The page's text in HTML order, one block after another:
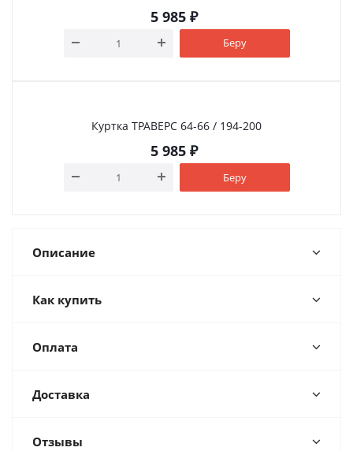
5 985₽
Беру
Куртка ТРАВЕРС 64-66 / 194-200
5 985₽
Беру
Описание
Как купить
Оплата
Доставка
Отзывы